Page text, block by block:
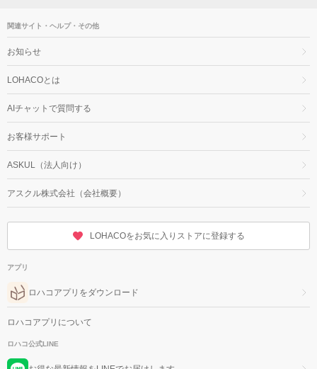
関連サイト・ヘルプ・その他
お知らせ
LOHACOとは
AIチャットで質問する
お客様サポート
ASKUL（法人向け）
アスクル株式会社（会社概要）
LOHACOをお気に入りストアに登録する
アプリ
ロハコアプリをダウンロード
ロハコアプリについて
ロハコ公式LINE